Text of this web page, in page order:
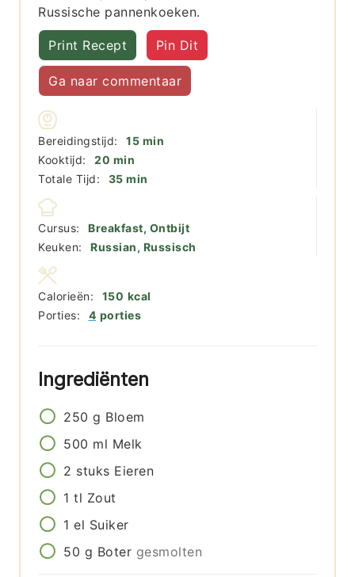
Russische pannenkoeken.
Print Recept Pin Dit
Ga naar commentaar
Bereidingstijd: 15minuten
min
Kooktijd:
20 minuten
min
Totale Tijd:
35minuten
min
Cursus:
Breakfast, Ontbijt
Keuken:
Russian, Russisch
Porties: 4 porties
Calorieën: 150 kcal
Ingrediënten
250 g Bloem
500 ml Melk
2 stuks Eieren
1 tl Zout
1 el Suiker
50 g Boter gesmolten